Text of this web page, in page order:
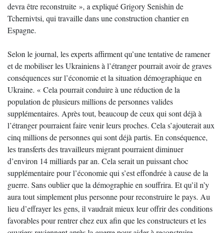
devra être reconstruite », a expliqué Grigory Senishin de
Tchernivtsi, qui travaille dans une construction chantier en
Espagne.
Selon le journal, les experts affirment qu’une tentative de ramener
et de mobiliser les Ukrainiens à l’étranger pourrait avoir de graves
conséquences sur l’économie et la situation démographique en
Ukraine. « Cela pourrait conduire à une réduction de la
population de plusieurs millions de personnes valides
supplémentaires. Après tout, beaucoup de ceux qui sont déjà à
l’étranger pourraient faire venir leurs proches. Cela s’ajouterait aux
cinq millions de personnes qui sont déjà partis. En conséquence,
les transferts des travailleurs migrant pourraient diminuer
d’environ 14 milliards par an. Cela serait un puissant choc
supplémentaire pour l’économie qui s’est effondrée à cause de la
guerre. Sans oublier que la démographie en souffrira. Et qu’il n’y
aura tout simplement plus personne pour reconstruire le pays. Au
lieu d’effrayer les gens, il vaudrait mieux leur offrir des conditions
favorables pour rentrer chez eux afin que les constructeurs et les